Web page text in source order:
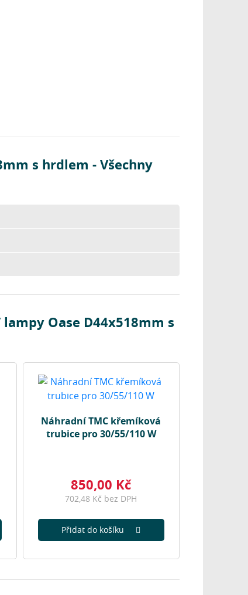
s hrdlem - Všechny
Oase D44x518mm s
Náhradní TMC křemíková
trubice pro 30/55/110 W
850,00 Kč
702,48 Kč bez DPH
Přidat do košíku